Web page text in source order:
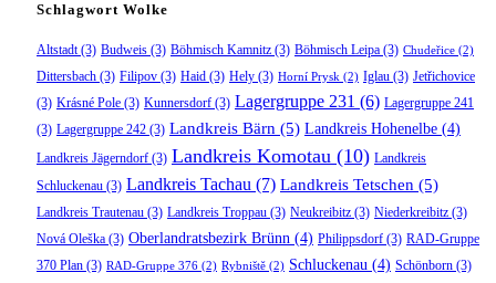
Schlagwort Wolke
Altstadt(3) Budweis (3) Böhmisch Kamnitz (3) Böhmisch Leipa (3) Chudeřice (2)
Dittersbach (3) Filipov (3) Haid (3) Hely (3) Horní Prysk (2) Iglau (3) Jetřichovice
(3) Krásné Pole (3) Kunnersdorf (3) Lagergruppe 231 (6) Lagergruppe 241
(3) Lagergruppe 242 (3) Landkreis Bärn (5) Landkreis Hohenelbe (4)
Landkreis Jägerndorf (3) Landkreis Komotau (10) Landkreis
Schluckenau (3) Landkreis Tachau (7) Landkreis Tetschen (5)
Landkreis Trautenau (3) Landkreis Troppau (3) Neukreibitz (3) Niederkreibitz (3)
Nová Oleška (3) Oberlandratsbezirk Brünn (4) Philippsdorf (3) RAD-Gruppe
370 Plan (3) RAD-Gruppe 376 (2) Rybniště (2) Schluckenau (4) Schönborn (3)